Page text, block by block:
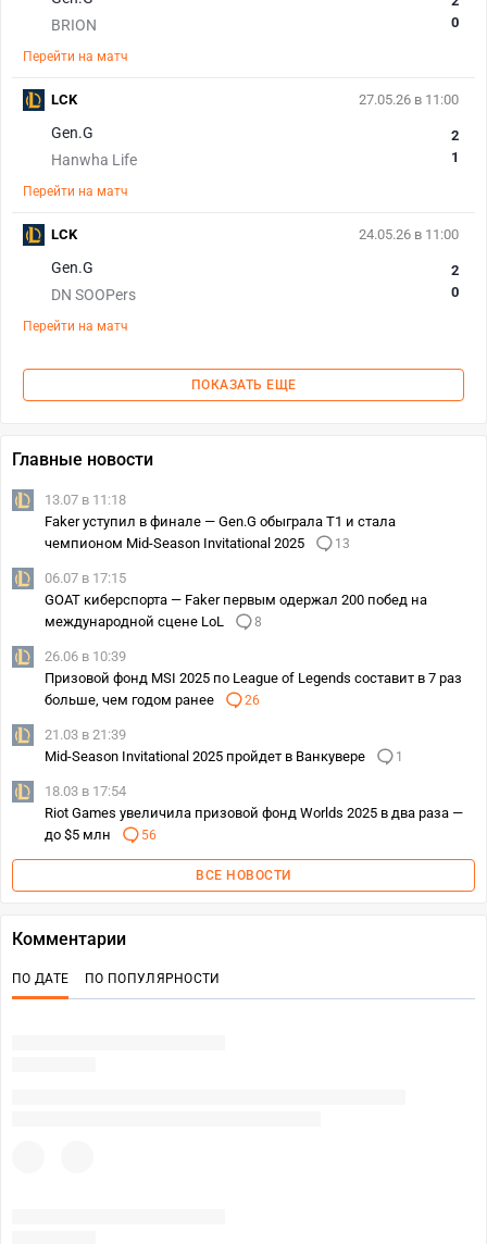
BRION
0
Перейти на матч
27.05.26 в 11:00
Gen.G
Hanwha Life
2
1
Перейти на матч
LCK
24.05.26 в 11:00
Gen.G
DN SOOPers
2
0
Перейти на матч
LCK
ПОКАЗАТЬ ЕЩЕ
Главные новости
13.07 в 11:18
Faker уступил в финале — Gen.G обыграла T1 и стала
чемпионом Mid-Season Invitational 2025
13
06.07 в 17:15
GOAT киберспорта — Faker первым одержал 200 побед на
международной сцене LoL
8
26.06 в 10:39
Призовой фонд MSI 2025 по League of Legends составит в 7 раз
больше, чем годом ранее
26
21.03 в 21:39
Mid-Season Invitational 2025 пройдет в Ванкувере
1
18.03 в 17:54
Riot Games увеличила призовой фонд Worlds 2025 в два раза —
до $5 млн
56
ВСЕ НОВОСТИ
Комментарии
ПО ДАТЕ ПО ПОПУЛЯРНОСТИ